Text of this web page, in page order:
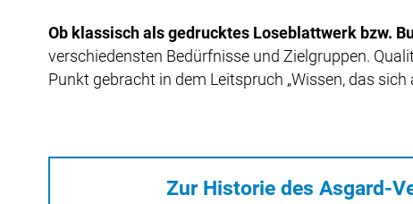
Ob klassisch als gedrucktes Loseblattwerk bzw.
verschiedensten Bedürfnisse und Zielgruppen.
Punkt gebracht in dem Leitspruch „Wissen, das sich
Zur Historie des Asgard-